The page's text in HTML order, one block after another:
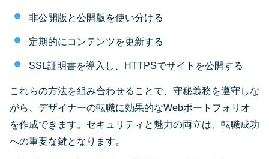
非公開版と公開版を使い分ける
定期的にコンテンツを更新する
SSL証明書を導入し、HTTPSでサイトを公開する
これらの方法を組み合わせることで、守秘義務を遵守しな
がら、デザイナーの転職に効果的なWebポートフォリオ
を作成できます。セキュリティと魅力の両立は、転職成功
への重要な鍵となります。